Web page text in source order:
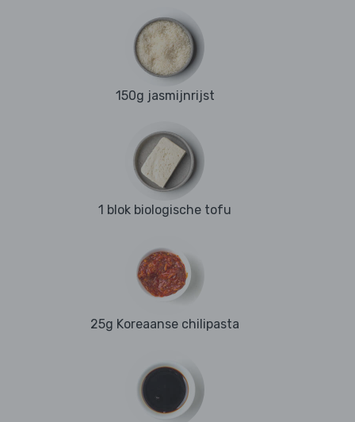
150g jasmijnrijst
1 blok biologische tofu
25g Koreaanse chilipasta